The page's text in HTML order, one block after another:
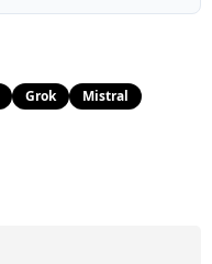
Grok
Mistral